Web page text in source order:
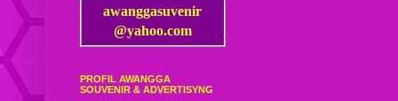
awanggasuvenir
@yahoo.com
PROFIL AWANGGA
SOUVENIR & ADVERTISYNG